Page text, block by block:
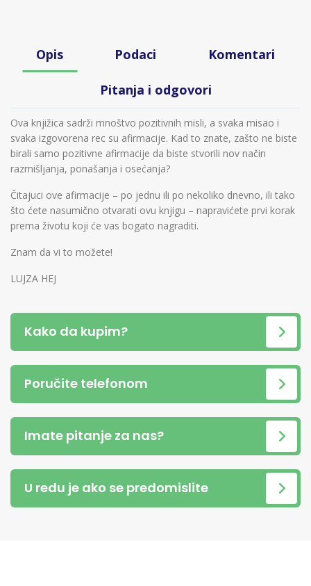
Opis Podaci Komentari
Pitanja i odgovori
Ova knjižica sadrži mnoštvo pozitivnih misli, a svaka misao i
svaka izgovorena rec su afirmacije. Kad to znate, zašto ne biste
birali samo pozitivne afirmacije da biste stvorili nov način
razmišljanja, ponašanja i osećanja?
Čitajuci ove afirmacije – po jednu ili po nekoliko dnevno, ili tako
što ćete nasumično otvarati ovu knjigu – napravićete prvi korak
prema životu koji će vas bogato nagraditi.
Znam da vi to možete!
LUJZA HEJ
Kako da kupim?
Poručite telefonom
Imate pitanje za nas?
U redu je ako se predomislite